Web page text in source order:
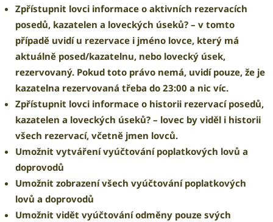
Zpřístupnit lovci informace o aktivních rezervacích
posedů, kazatelen a loveckých úseků? – v tomto
případě uvidí u rezervace i jméno lovce, který má
aktuálně posed/kazatelnu, nebo lovecký úsek,
rezervovaný. Pokud toto právo nemá, uvidí pouze, že je
kazatelna rezervovaná třeba do 23:00 a nic víc.
Zpřístupnit lovci informace o historii rezervací posedů,
kazatelen a loveckých úseků? – lovec by viděl i historii
všech rezervací, včetně jmen lovců.
Umožnit vytváření vyúčtování poplatkových lovů a
doprovodů
Umožnit zobrazení všech vyúčtování poplatkových
lovů a doprovodů
Umožnit vidět vyúčtování odměny pouze svých